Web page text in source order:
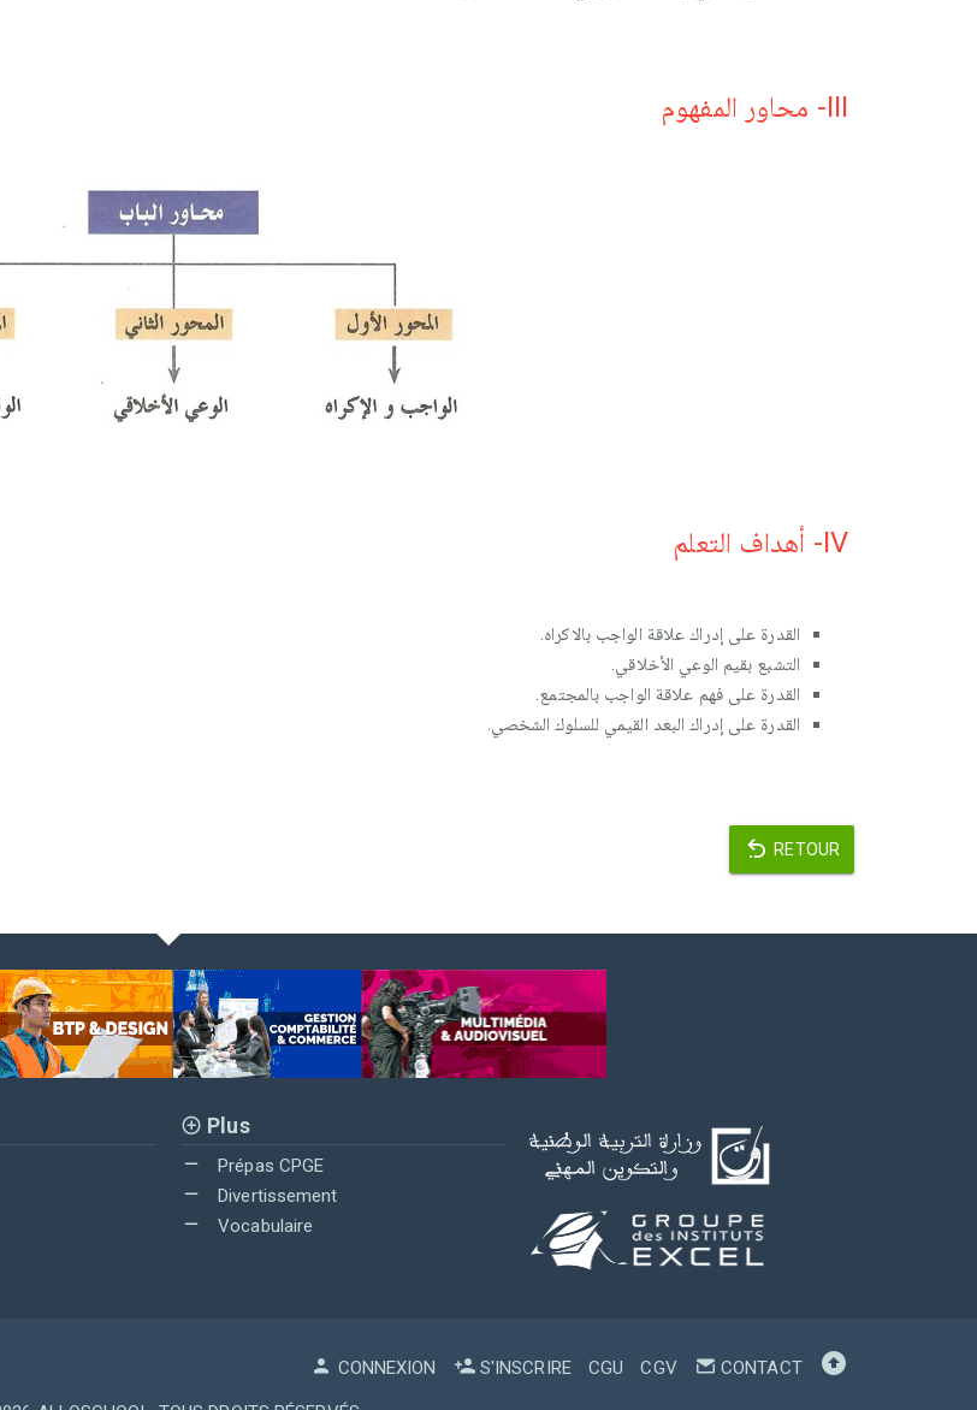
III- محاور المفهوم
IV- أهداف التعلم
التشبع بقيم الوعي الأخلاقي.
القدرة على فهم علاقة الواجب بالمجتمع.
القدرة على إدراك البعد القيمي للسلوك الشخصي.
RETOUR
Plus
Prépas CPGE
Divertissement
Vocabulaire
CONNEXION S'INSCRIRE CGU CGV CONTACT